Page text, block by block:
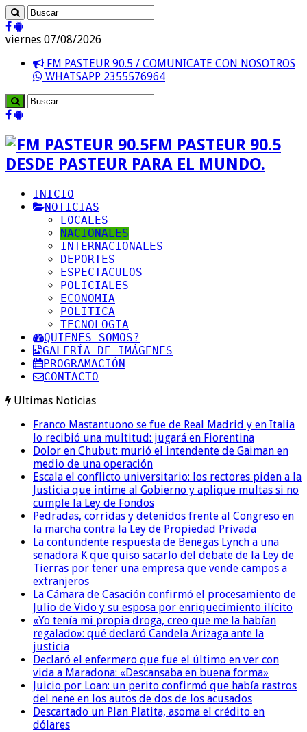
viernes 07/08/2026
FM PASTEUR 90.5 / COMUNICATE CON NOSOTROS
WHATSAPP 2355576964
FM PASTEUR 90.5
DESDE PASTEUR PARA EL MUNDO.
INICIO
NOTICIAS
LOCALES
NACIONALES
INTERNACIONALES
DEPORTES
ESPECTACULOS
POLICIALES
ECONOMIA
POLITICA
TECNOLOGIA
QUIENES SOMOS?
GALERÍA DE IMÁGENES
PROGRAMACIÓN
CONTACTO
Ultimas Noticias
Franco Mastantuono se fue de Real Madrid y en Italia
lo recibió una multitud: jugará en Fiorentina
Dolor en Chubut: murió el intendente de Gaiman en
medio de una operación
Escala el conflicto universitario: los rectores piden a la
Justicia que intime al Gobierno y aplique multas si no
cumple la Ley de Fondos
Pedradas, corridas y detenidos frente al Congreso en
la marcha contra la Ley de Propiedad Privada
La contundente respuesta de Benegas Lynch a una
senadora K que quiso sacarlo del debate de la Ley de
Tierras por tener una empresa que vende campos a
extranjeros
La Cámara de Casación confirmó el procesamiento de
Julio de Vido y su esposa por enriquecimiento ilícito
«Yo tenía mi propia droga, creo que me la habían
regalado»: qué declaró Candela Arizaga ante la
justicia
Declaró el enfermero que fue el último en ver con
vida a Maradona: «Descansaba en buena forma»
Juicio por Loan: un perito confirmó que había rastros
del nene en los autos de dos de los acusados
Descartado un Plan Platita, asoma el crédito en
dólares